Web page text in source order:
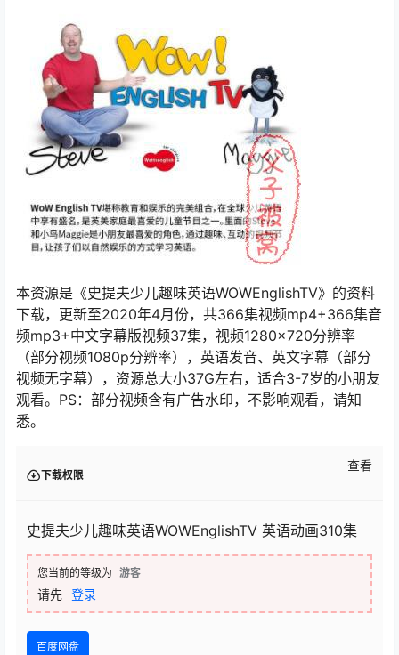
本资源是《史提夫少儿趣味英语WOWEnglishTV》的资料
下载，更新至2020年4月份，共366集视频mp4+366集音
频mp3+中文字幕版视频37集，视频1280×720分辨率
（部分视频1080p分辨率），英语发音、英文字幕（部分
视频无字幕），资源总大小37G左右，适合3-7岁的小朋友
观看。PS：部分视频含有广告水印，不影响观看，请知
悉。
下载权限
查看
史提夫少儿趣味英语WOWEnglishTV 英语动画310集
您当前的等级为 游客
请先 登录
百度网盘